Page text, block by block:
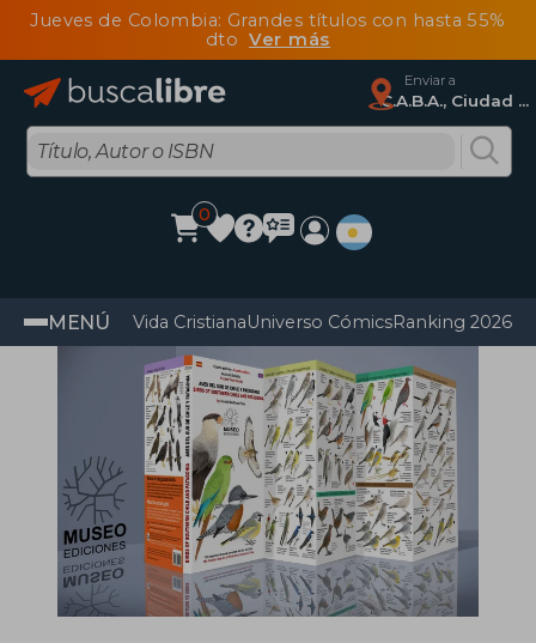
Jueves de Colombia: Grandes títulos con hasta 55%
dtoVer más
Enviar a
C.A.B.A., Ciudad Autónoma De Buenos Aires
0
MENÚ Vida CristianaUniverso CómicsRanking 2026